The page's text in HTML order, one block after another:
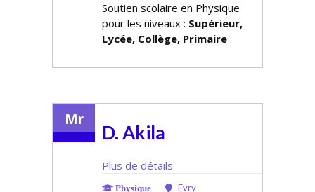
Soutien scolaire en Physique
pour les niveaux : Supérieur,
Lycée, Collège, Primaire
Mr
D. Akila
Plus de détails
Physique Evry